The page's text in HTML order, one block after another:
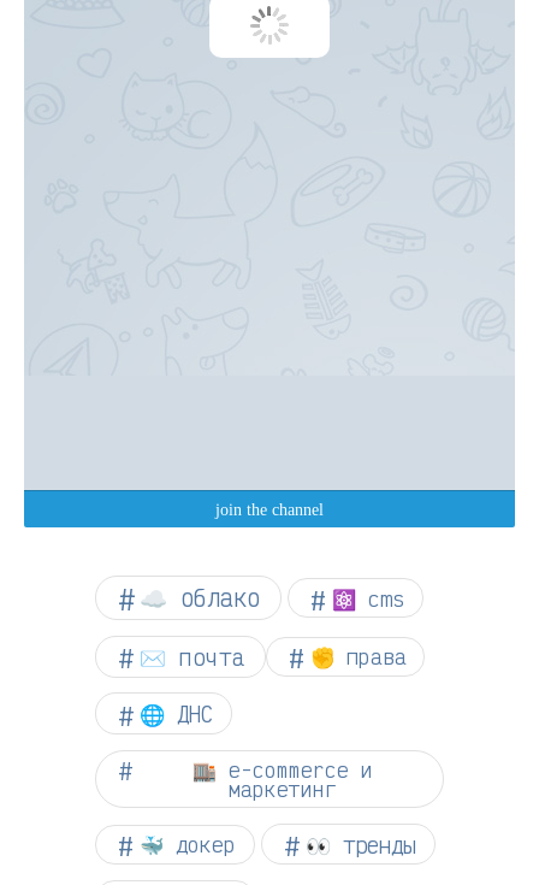
☁︎ облако ⚛ cms
✉️ почта ✊ права
🌐 ДНС
🏬 e-commerce и
маркетинг
🐳 докер 👀 тренды